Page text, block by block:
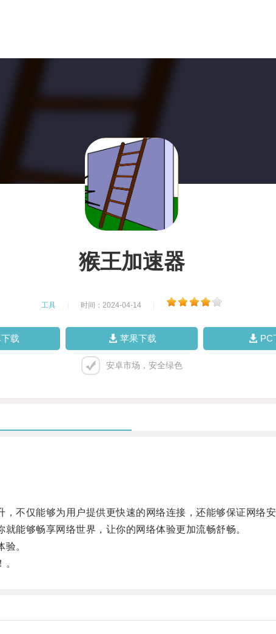
猴王加速器
工具 时间：2024-04-14
载 苹果下载 PC
安卓市场，安全绿色
仅能够为用户提供更快速的网络连接，还能够保证网络安
够畅享网络世界，让你的网络体验更加流畅舒畅。
。